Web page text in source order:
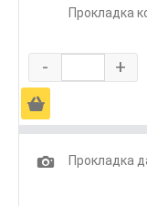
Прокладка
- +
Ä
1
Прокладка